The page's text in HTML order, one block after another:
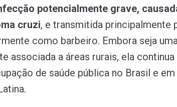
potencialmente grave,
cruzi, e transmitida principalmente
como barbeiro. Embora seja uma
associada a áreas rurais, ela continua
de saúde pública no Brasil e em